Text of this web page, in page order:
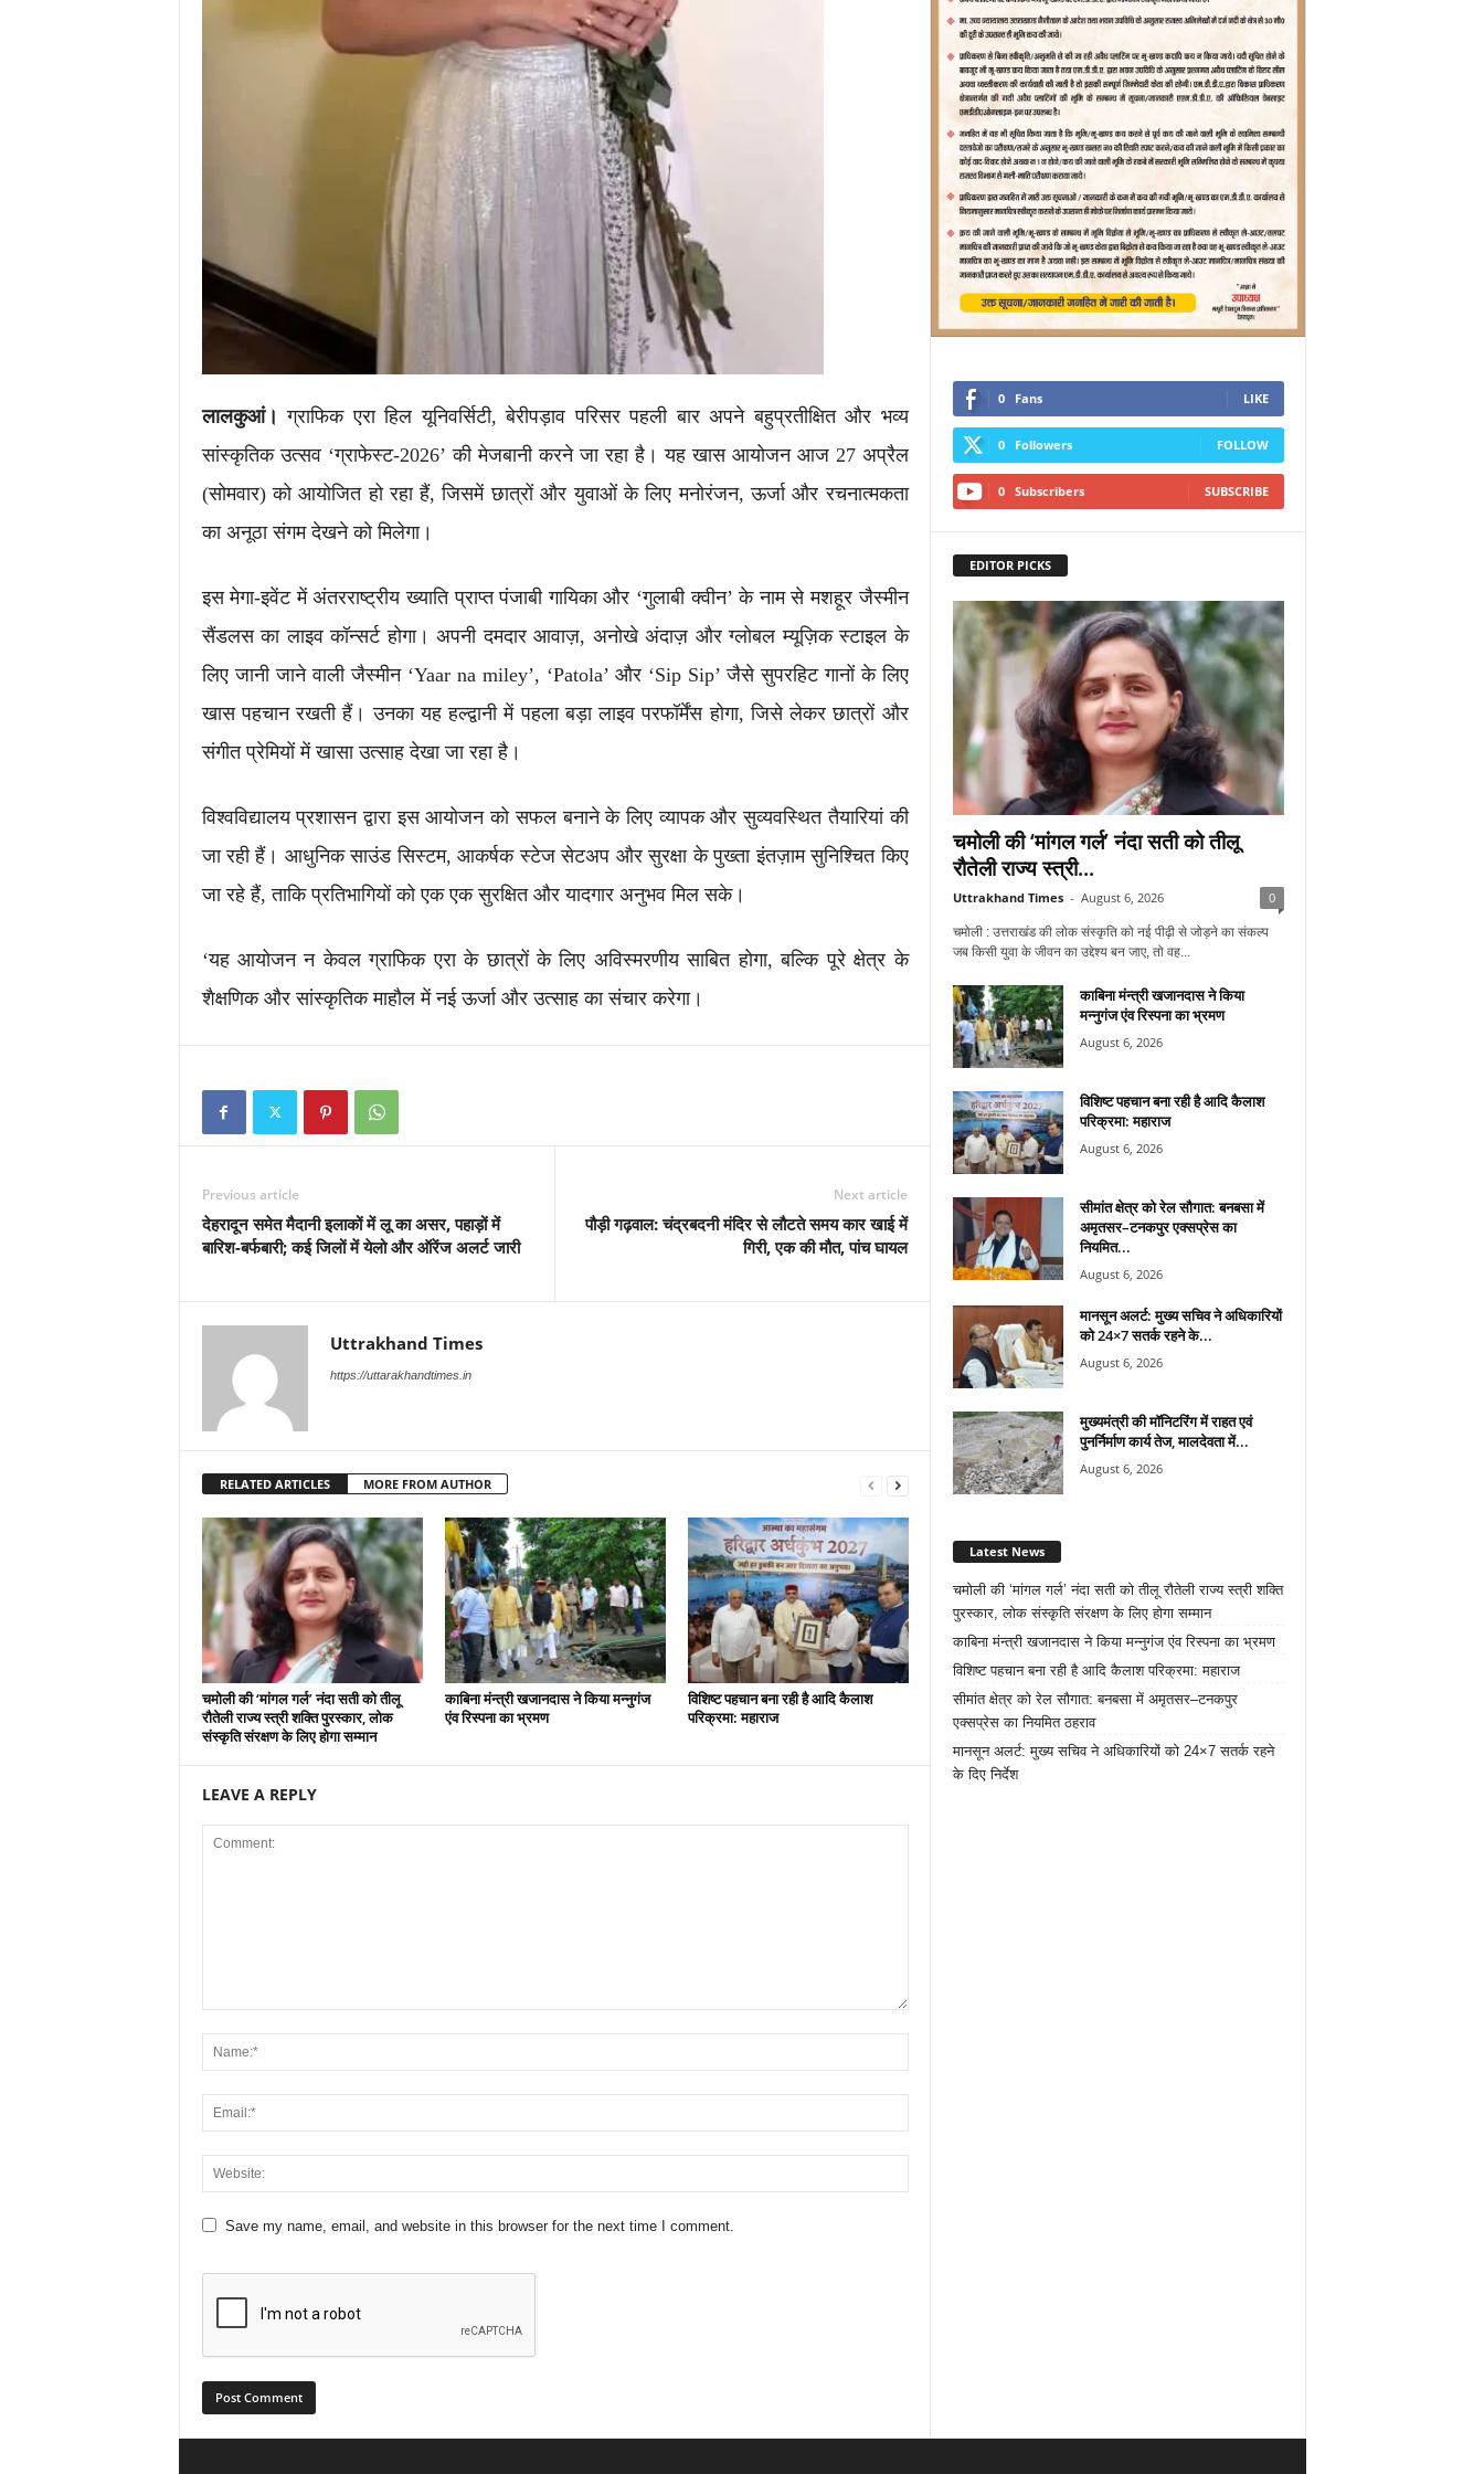
लालकुआं। ग्राफिक एरा हिल यूनिवर्सिटी, बेरीपड़ाव परिसर पहली बार अपने बहुप्रतीक्षित और भव्य
सांस्कृतिक उत्सव ‘ग्राफेस्ट-2026’ की मेजबानी करने जा रहा है। यह खास आयोजन आज 27 अप्रैल
(सोमवार) को आयोजित हो रहा हैं, जिसमें छात्रों और युवाओं के लिए मनोरंजन, ऊर्जा और रचनात्मकता
का अनूठा संगम देखने को मिलेगा।
इस मेगा-इवेंट में अंतरराष्ट्रीय ख्याति प्राप्त पंजाबी गायिका और ‘गुलाबी क्वीन’ के नाम से मशहूर जैस्मीन
सैंडलस का लाइव कॉन्सर्ट होगा। अपनी दमदार आवाज़, अनोखे अंदाज़ और ग्लोबल म्यूज़िक स्टाइल के
लिए जानी जाने वाली जैस्मीन ‘Yaar na miley’, ‘Patola’ और ‘Sip Sip’ जैसे सुपरहिट गानों के लिए
खास पहचान रखती हैं। उनका यह हल्द्वानी में पहला बड़ा लाइव परफॉर्मेंस होगा, जिसे लेकर छात्रों और
संगीत प्रेमियों में खासा उत्साह देखा जा रहा है।
विश्वविद्यालय प्रशासन द्वारा इस आयोजन को सफल बनाने के लिए व्यापक और सुव्यवस्थित तैयारियां की
जा रही हैं। आधुनिक साउंड सिस्टम, आकर्षक स्टेज सेटअप और सुरक्षा के पुख्ता इंतज़ाम सुनिश्चित किए
जा रहे हैं, ताकि प्रतिभागियों को एक एक सुरक्षित और यादगार अनुभव मिल सके।
‘यह आयोजन न केवल ग्राफिक एरा के छात्रों के लिए अविस्मरणीय साबित होगा, बल्कि पूरे क्षेत्र के
शैक्षणिक और सांस्कृतिक माहौल में नई ऊर्जा और उत्साह का संचार करेगा।
Previous article
देहरादून समेत मैदानी इलाकों में लू का असर, पहाड़ों में
बारिश-बर्फबारी; कई जिलों में येलो और ऑरेंज अलर्ट जारी
Next article
पौड़ी गढ़वाल: चंद्रबदनी मंदिर से लौटते समय कार खाई में
गिरी, एक की मौत, पांच घायल
Uttrakhand Times
https://uttarakhandtimes.in
RELATED ARTICLES MORE FROM AUTHOR
चमोली की ‘मांगल गर्ल’ नंदा सती को तीलू
रौतेली राज्य स्त्री शक्ति पुरस्कार, लोक
संस्कृति संरक्षण के लिए होगा सम्मान
काबिना मंन्त्री खजानदास ने किया मन्नुगंज
एंव रिस्पना का भ्रमण
विशिष्ट पहचान बना रही है आदि कैलाश
परिक्रमा: महाराज
LEAVE A REPLY
Save my name, email, and website in this browser for the next time I comment.
0 Fans LIKE
0 Followers FOLLOW
0 Subscribers SUBSCRIBE
EDITOR PICKS
चमोली की ‘मांगल गर्ल’ नंदा सती को तीलू
रौतेली राज्य स्त्री...
Uttrakhand Times - August 6, 2026 0
चमोली : उत्तराखंड की लोक संस्कृति को नई पीढ़ी से जोड़ने का संकल्प
जब किसी युवा के जीवन का उद्देश्य बन जाए, तो वह...
काबिना मंन्त्री खजानदास ने किया
मन्नुगंज एंव रिस्पना का भ्रमण
August 6, 2026
विशिष्ट पहचान बना रही है आदि कैलाश
परिक्रमा: महाराज
August 6, 2026
सीमांत क्षेत्र को रेल सौगात: बनबसा में
अमृतसर–टनकपुर एक्सप्रेस का
नियमित...
August 6, 2026
मानसून अलर्ट: मुख्य सचिव ने अधिकारियों
को 24×7 सतर्क रहने के...
August 6, 2026
मुख्यमंत्री की मॉनिटरिंग में राहत एवं
पुनर्निर्माण कार्य तेज, मालदेवता में...
August 6, 2026
Latest News
चमोली की ‘मांगल गर्ल’ नंदा सती को तीलू रौतेली राज्य स्त्री शक्ति
पुरस्कार, लोक संस्कृति संरक्षण के लिए होगा सम्मान
काबिना मंन्त्री खजानदास ने किया मन्नुगंज एंव रिस्पना का भ्रमण
विशिष्ट पहचान बना रही है आदि कैलाश परिक्रमा: महाराज
सीमांत क्षेत्र को रेल सौगात: बनबसा में अमृतसर–टनकपुर
एक्सप्रेस का नियमित ठहराव
मानसून अलर्ट: मुख्य सचिव ने अधिकारियों को 24×7 सतर्क रहने
के दिए निर्देश